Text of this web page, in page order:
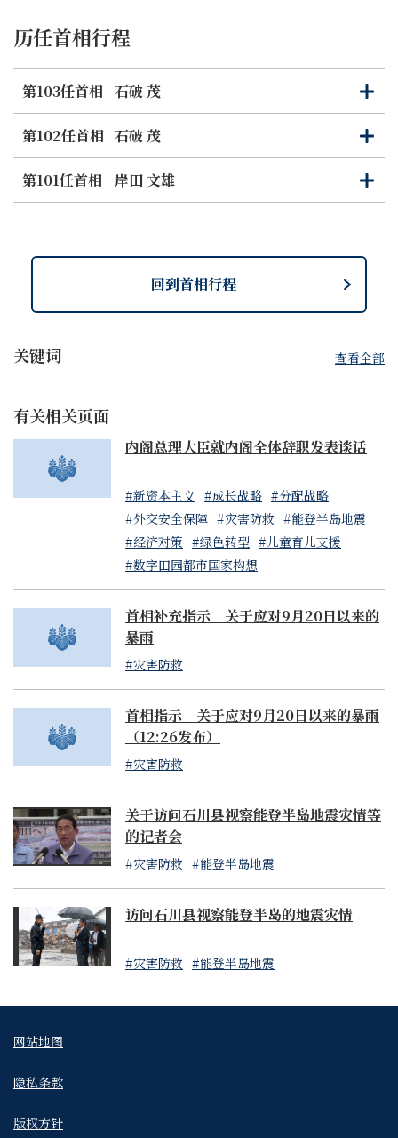
历任首相行程
第103任首相 石破 茂
打
开
关
闭
第102任首相 石破 茂
打
开
关
闭
第101任首相
岸田 文雄
打
开
关
闭
关键词 查看全部
有关相关页面
内阁总理大臣就内阁全体辞职发表谈话
#新资本主义 #成长战略 #分配战略
#外交安全保障 #灾害防救 #能登半岛地震
#经济对策 #绿色转型 #儿童育儿支援
#数字田园都市国家构想
首相补充指示 关于应对9月20日以来的
暴雨
#灾害防救
首相指示 关于应对9月20日以来的暴雨
（12:26发布）
#灾害防救
关于访问石川县视察能登半岛地震灾情等
的记者会
#灾害防救 #能登半岛地震
访问石川县视察能登半岛的地震灾情
#灾害防救 #能登半岛地震
回到首相行程
网站地图
隐私条款
版权方针